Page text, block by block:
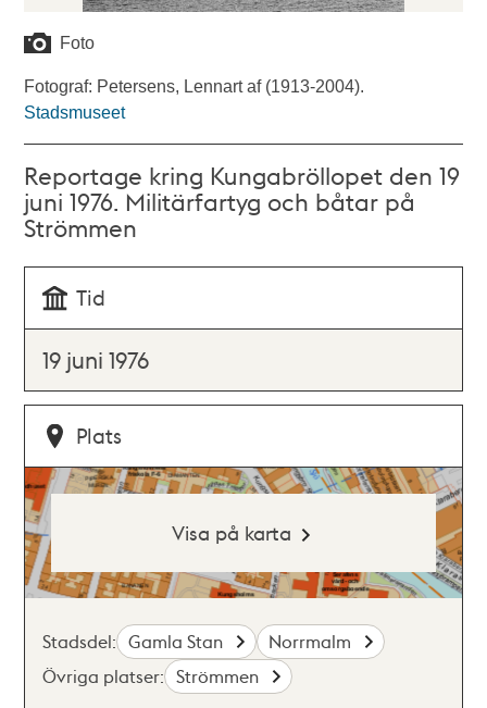
Foto
Fotograf: Petersens, Lennart af (1913-2004).
Stadsmuseet
Reportage kring Kungabröllopet den 19
juni 1976. Militärfartyg och båtar på
Strömmen
Tid
19 juni 1976
Plats
Visa på karta
Stadsdel: Gamla Stan
Norrmalm
Övriga platser: Strömmen